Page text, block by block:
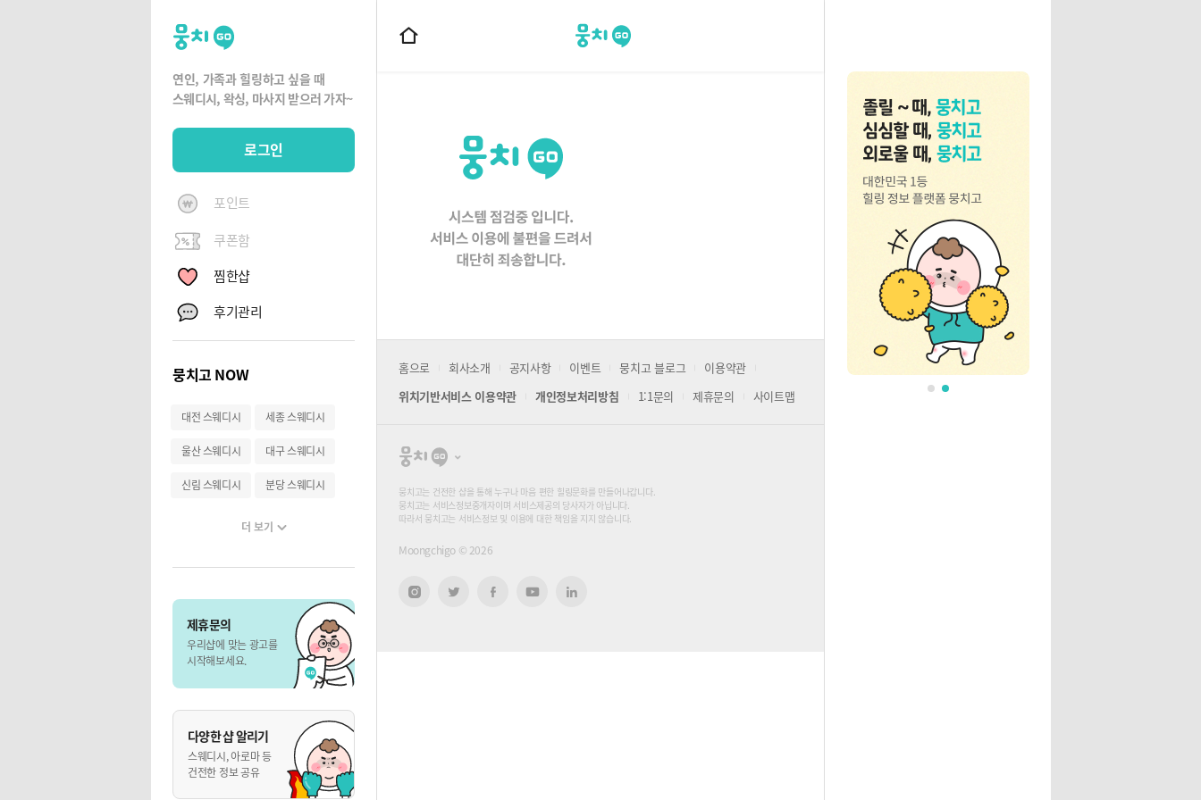
뭉
치
고
연인, 가족과 힐링하고 싶을 때
스웨디시, 왁싱, 마사지 받으러 가자~
로그인
포인트
쿠폰함
찜한샵
후기관리
뭉치고 NOW
대전 스웨디시 세종 스웨디시
울산 스웨디시 대구 스웨디시
신림 스웨디시 분당 스웨디시
더 보기
제휴문의
우리샵에 맞는 광고를
시작해보세요.
다양한 샵 알리기
스웨디시, 아로마 등
건전한 정보 공유
뭉치고
홈
홈으로 회사소개 공지사항 이벤트 뭉치고 블로그
이용약관
위치기반서비스 이용약관
개인정보처리방침 1:1문의 제휴문의 사이트맵
뭉
고
뭉치고는 건전한 샵을 통해 누구나 마음 편한 힐링문화를 만들어나갑니다.
뭉치고는 서비스정보중개자이며 서비스제공의 당사자가 아닙니다.
따라서 뭉치고는 서비스정보 및 이용에 대한 책임을 지지 않습니다.
Moongchigo © 2026